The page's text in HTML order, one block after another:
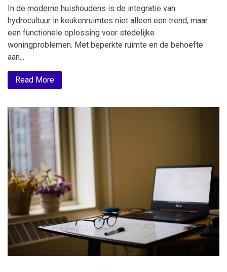
In de moderne huishoudens is de integratie van
hydrocultuur in keukenruimtes niet alleen een trend, maar
een functionele oplossing voor stedelijke
woningproblemen. Met beperkte ruimte en de behoefte
aan...
Read More